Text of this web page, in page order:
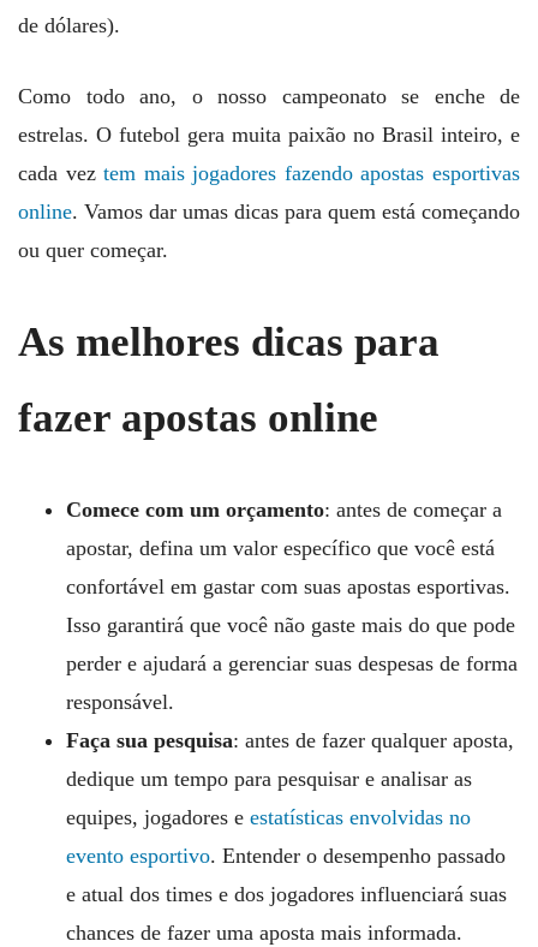
de dólares).
Como todo ano, o nosso campeonato se enche de
estrelas. O futebol gera muita paixão no Brasil inteiro, e
cada veztem mais jogadores fazendo apostas esportivas
online. Vamos dar umas dicas para quem está começando
ou quer começar.
As melhores dicas para
fazer apostas online
Comece com um orçamento: antes de começar a
apostar, defina um valor específico que você está
confortável em gastar com suas apostas esportivas.
Isso garantirá que você não gaste mais do que pode
perder e ajudará a gerenciar suas despesas de forma
responsável.
Faça sua pesquisa: antes de fazer qualquer aposta,
dedique um tempo para pesquisar e analisar as
equipes, jogadores e estatísticas envolvidas no
evento esportivo. Entender o desempenho passado
e atual dos times e dos jogadores influenciará suas
chances de fazer uma aposta mais informada.